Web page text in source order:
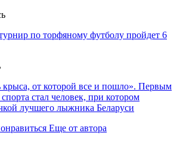
по торфяному футболу пройдет 6
крыса, от которой все и пошло». Первым
стал человек, при котором
лучшего лыжника Беларуси
Еще от автора